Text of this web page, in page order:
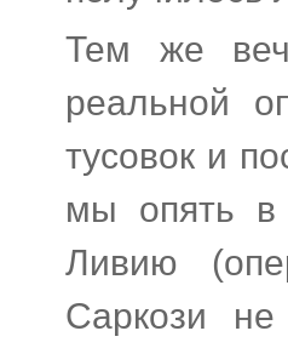
Тем же
реальной
тусовок и
мы опять в
Ливию
Саркози не